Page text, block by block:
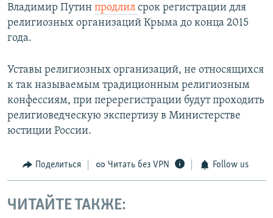
Владимир Путин продлил срок регистрации для
религиозных организаций Крыма до конца 2015
года.
Уставы религиозных организаций, не относящихся
к так называемым традиционным религиозным
конфессиям, при перерегистрации будут проходить
религиоведческую экспертизу в Министерстве
юстиции России.
Поделиться Читать без VPN Follow us
ЧИТАЙТЕ ТАКЖЕ: